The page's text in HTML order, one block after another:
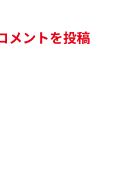
メントを投稿